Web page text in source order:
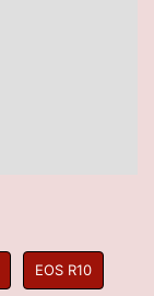
EOS R10